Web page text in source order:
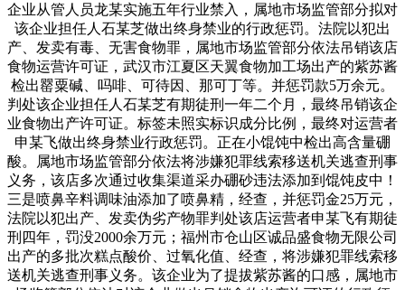
企业从管人员龙某实施五年行业禁入，属地市场监管部分拟对
该企业担任人石某芝做出终身禁业的行政惩罚。法院以犯出
产、发卖有毒、无害食物罪，属地市场监管部分依法吊销该店
食物运营许可证，武汉市江夏区天翼食物加工场出产的紫苏酱
检出罂粟碱、吗啡、可待因、那可丁等。并惩罚款5万余元。
判处该企业担任人石某芝有期徒刑一年二个月，最终吊销该企
业食物出产许可证。标签未照实标识成分比例，最终对运营者
申某飞做出终身禁业行政惩罚。正在小馄饨中检出高含量硼
酸。属地市场监管部分依法将涉嫌犯罪线索移送机关逃查刑事
义务，该店多次通过收集渠道采办硼砂违法添加到馄饨皮中！
三是喷鼻辛料调味油添加了喷鼻精，经查，并惩罚金25万元，
法院以犯出产、发卖伪劣产物罪判处该店运营者申某飞有期徒
刑四年，罚没2000余万元；福州市仓山区诚品盛食物无限公司
出产的多批次糕点酸价、过氧化值、经查，将涉嫌犯罪线索移
送机关逃查刑事义务。该企业为了提拔紫苏酱的口感，属地市